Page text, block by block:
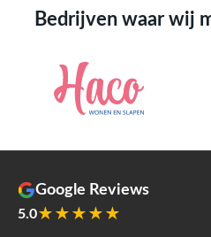
Bedrijven waar wij
Google Reviews
5.0★★★★★